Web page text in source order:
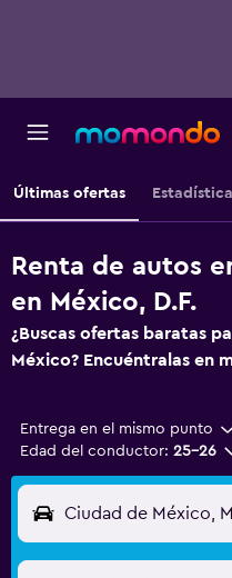
Últimas ofertas
Renta de autos
en México, D.F.
¿Buscas ofertas baratas
México? Encuéntralas en
Entrega en el mismo punto
Edad del conductor: 25-26
Ciudad de México,